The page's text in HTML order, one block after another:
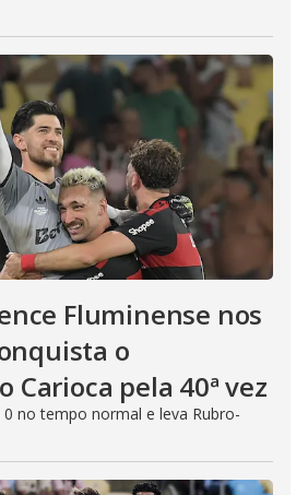
Fluminense nos
o
Carioca pela 40ª vez
0 no tempo normal e leva Rubro-